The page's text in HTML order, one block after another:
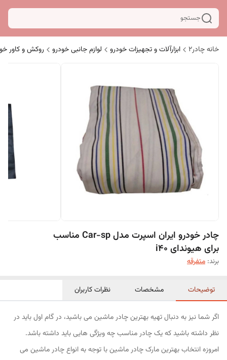
جستجو
خانه چادر۲ ابزارآلات و تجهیزات خودرو لوازم جانبی خودرو روکش و کاور
چادر خودرو ایران اسپرت مدل Car-sp مناسب
برای هیوندای i40
برند: متفرقه
توضیحات مشخصات نظرات کاربران
اگر شما نیز به دنبال تهیه بهترین چادر ماشین می باشید، در گام اول باید در
نظر داشته باشید که یک چادر مناسب چه ویژگی هایی باید داشته باشد.
امروزه انتخاب بهترین مارک چادر ماشین با توجه به انواع چادر ماشین می